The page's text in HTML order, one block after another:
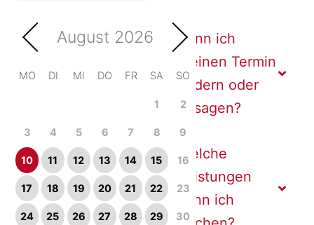
August 2026
MO DI MI DO FR SA SO
1 2
3 4 5 6 7 8 9
10 11 12 13 14 15 16
17 18 19 20 21 22 23
24 25 26 27 28 29 30
Kann ich
meinen Termin
ändern oder
absagen?
Welche
Leistungen
kann ich